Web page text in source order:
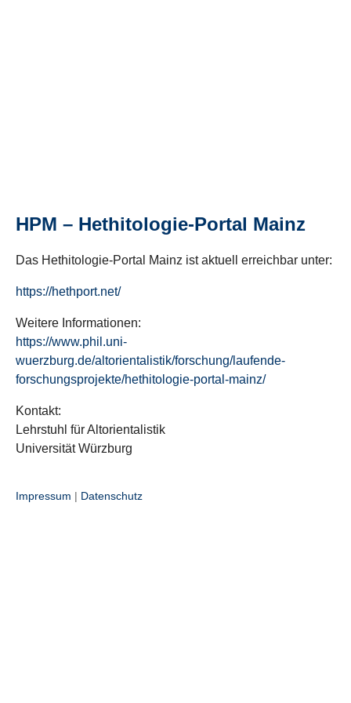
HPM – Hethitologie-Portal Mainz
Das Hethitologie-Portal Mainz ist aktuell erreichbar unter:
https://hethport.net/
Weitere Informationen:
https://www.phil.uni-
wuerzburg.de/altorientalistik/forschung/laufende-
forschungsprojekte/hethitologie-portal-mainz/
Kontakt:
Lehrstuhl für Altorientalistik
Universität Würzburg
Impressum | Datenschutz